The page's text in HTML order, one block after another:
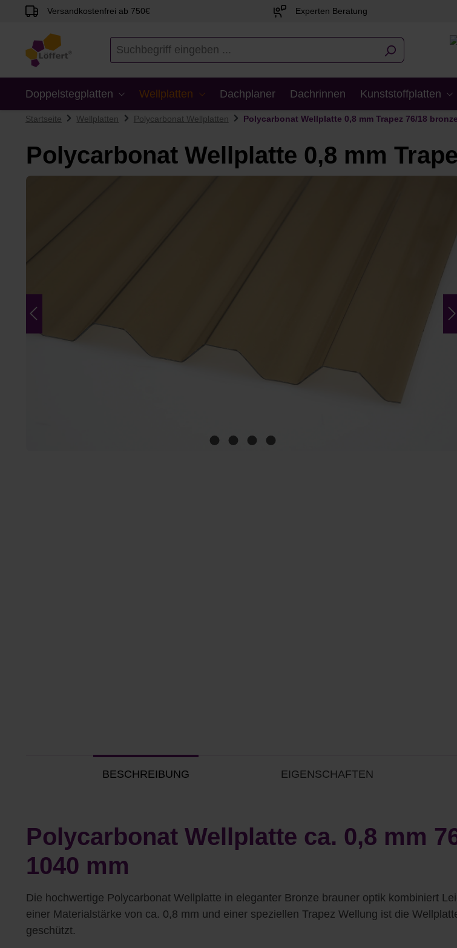
Zur Suche springen
Versandkostenfrei ab 750€ Experten Beratung
Doppelstegplatten Wellplatten Dachplaner Dachrinnen Kunststoffplatten
Startseite Wellplatten Polycarbonat Wellplatten Polycarbonat Wellplatte 0,8 mm Trapez 76/18
Polycarbonat Wellplatte 0,8 mm
BESCHREIBUNG EIGENSCHAFTEN
Polycarbonat Wellplatte ca. 0,8 mm
1040 mm
Die hochwertige Polycarbonat Wellplatte in eleganter Bronze brauner optik kombiniert
einer Materialstärke von ca. 0,8 mm und einer speziellen Trapez Wellung ist die
geschützt.